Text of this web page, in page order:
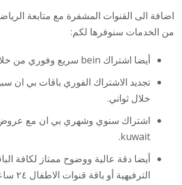
اضافة الى القنوات المشفرة مع متابعة
من الخدمات سنوفرها لكم:
أيضا اشتراك bein سريع وفوري من خلال الدفع الالكتروني.
تجديد الاشتراك الفوري باقات بي ان
خلال ثواني.
kuwait.
أيضا دقة عالية ووضوح ممتاز لكافة
الترفيهية أو باقة قنوات الاطفال ٢٤ ساعة.